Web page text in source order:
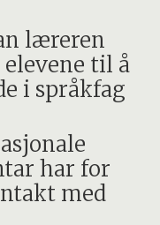
læreren
til å
i språkfag
har for
med